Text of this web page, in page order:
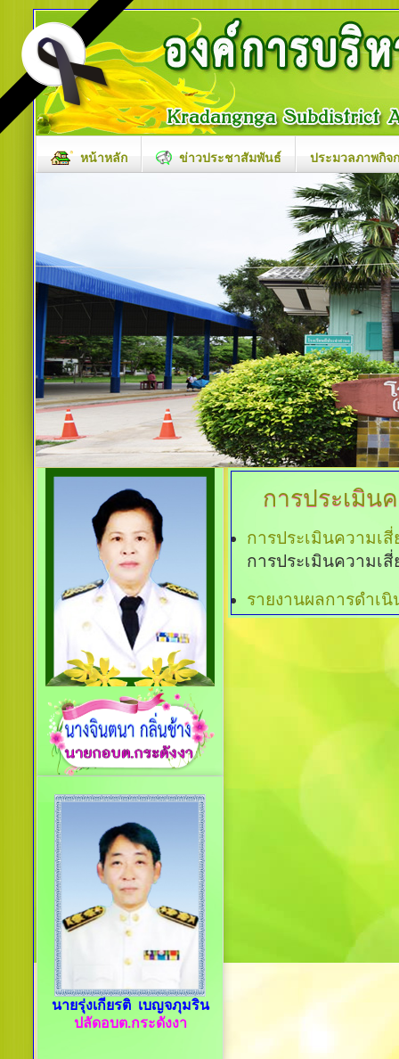
หน้าหลัก ข่าวประชาสัมพันธ์ ประมวลภาพกิจ
การประเมิน
การประเมินความเ
การประเมินความเ
รายงานผลการดำเ
นายรุ่งเกียรติ เบญจภุมริน
ปลัดอบต.กระดังงา